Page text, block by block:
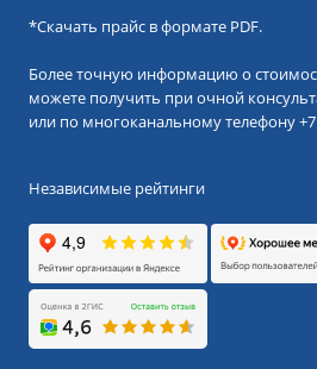
*Скачать прайс в формате PDF.
Более точную информацию о
можете получить при очной
или по многоканальному телефону
Независимые рейтинги